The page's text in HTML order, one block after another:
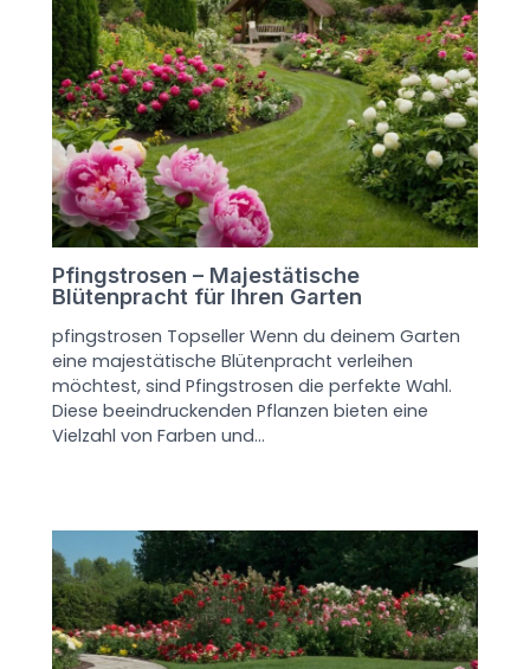
Pfingstrosen – Majestätische
Blütenpracht für Ihren Garten
pfingstrosen Topseller Wenn du deinem Garten
eine majestätische Blütenpracht verleihen
möchtest, sind Pfingstrosen die perfekte Wahl.
Diese beeindruckenden Pflanzen bieten eine
Vielzahl von Farben und…